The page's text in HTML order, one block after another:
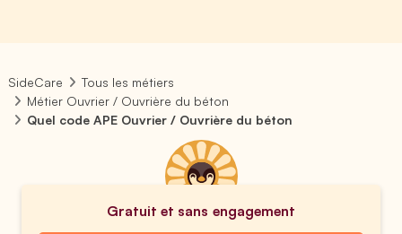
SideCare
Tous les métiers
Métier Ouvrier / Ouvrière du béton
Quel code APE Ouvrier / Ouvrière du béton
Gratuit et sans engagement